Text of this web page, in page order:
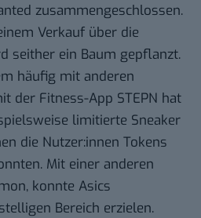
zusammengeschlossen.
Verkauf über die
seither ein Baum gepflanzt.
häufig mit anderen
der Fitness-App STEPN hat
limitierte Sneaker
die Nutzer:innen Tokens
Mit einer anderen
konnte Asics
Bereich erzielen.